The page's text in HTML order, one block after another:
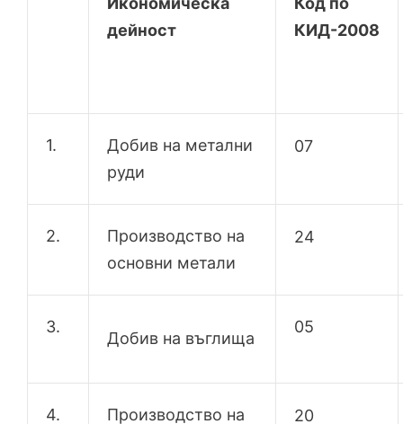
дейност
КИД-2008
1.
Добив на метални
руди
07
2.
Производство на
основни метали
24
3.
Добив на въглища
05
4. Производство на 20